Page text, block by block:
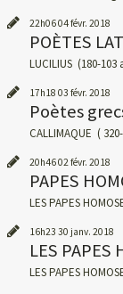
22h0604févr. 2018
POÈTES
LUCILIUS (180-
17h18 03 févr. 2018
Poètes
CALLIMAQUE (
20h4602févr. 2018
PAPES
LES PAPES
16h23 30 janv. 2018
LES PAPES
LES PAPES